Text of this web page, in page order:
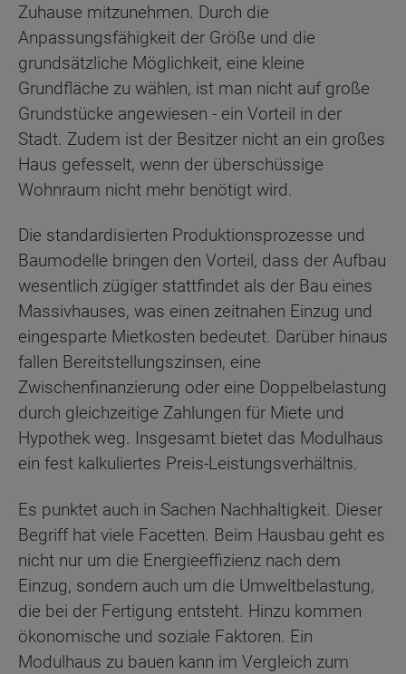
Zuhause mitzunehmen. Durch die
Anpassungsfähigkeit der Größe und die
grundsätzliche Möglichkeit, eine kleine
Grundfläche zu wählen, ist man nicht auf große
Grundstücke angewiesen - ein Vorteil in der
Stadt. Zudem ist der Besitzer nicht an ein großes
Haus gefesselt, wenn der überschüssige
Wohnraum nicht mehr benötigt wird.
Die standardisierten Produktionsprozesse und
Baumodelle bringen den Vorteil, dass der Aufbau
wesentlich zügiger stattfindet als der Bau eines
Massivhauses, was einen zeitnahen Einzug und
eingesparte Mietkosten bedeutet. Darüber hinaus
fallen Bereitstellungszinsen, eine
Zwischenfinanzierung oder eine Doppelbelastung
durch gleichzeitige Zahlungen für Miete und
Hypothek weg. Insgesamt bietet das Modulhaus
ein fest kalkuliertes Preis-Leistungsverhältnis.
Es punktet auch in Sachen Nachhaltigkeit. Dieser
Begriff hat viele Facetten. Beim Hausbau geht es
nicht nur um die Energieeffizienz nach dem
Einzug, sondern auch um die Umweltbelastung,
die bei der Fertigung entsteht. Hinzu kommen
ökonomische und soziale Faktoren. Ein
Modulhaus zu bauen kann im Vergleich zum